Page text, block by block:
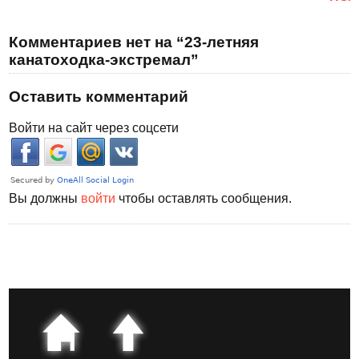
Комментариев нет на “23-летняя
канатоходка-экстремал”
Оставить комментарий
Войти на сайт через соцсети
Вы должны войти чтобы оставлять сообщения.